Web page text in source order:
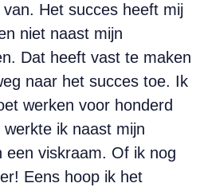
Het succes heeft mij
niet naast mijn
Dat heeft vast te maken
naar het succes toe. Ik
werken voor honderd
ik naast mijn
een viskraam. Of ik nog
Eens hoop ik het